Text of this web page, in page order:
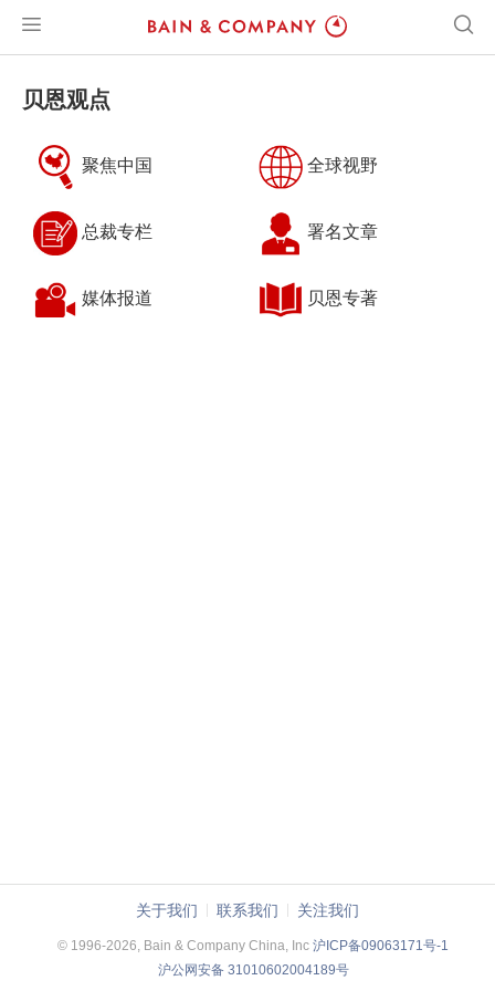
贝恩观点
聚焦中国 全球视野
总裁专栏 署名文章
媒体报道 贝恩专著
关于我们 联系我们 关注我们
© 1996-2026, Bain & Company China, Inc沪ICP备09063171号-1
沪公网安备 31010602004189号